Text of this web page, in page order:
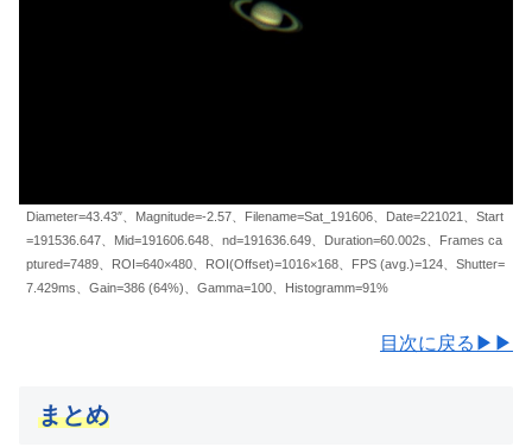
Diameter=43.43″、Magnitude=-2.57、Filename=Sat_191606、Date=221021、Start
=191536.647、Mid=191606.648、nd=191636.649、Duration=60.002s、Frames ca
ptured=7489、ROI=640×480、ROI(Offset)=1016×168、FPS (avg.)=124、Shutter=
7.429ms、Gain=386 (64%)、Gamma=100、Histogramm=91%
目次に戻る▶▶
まとめ